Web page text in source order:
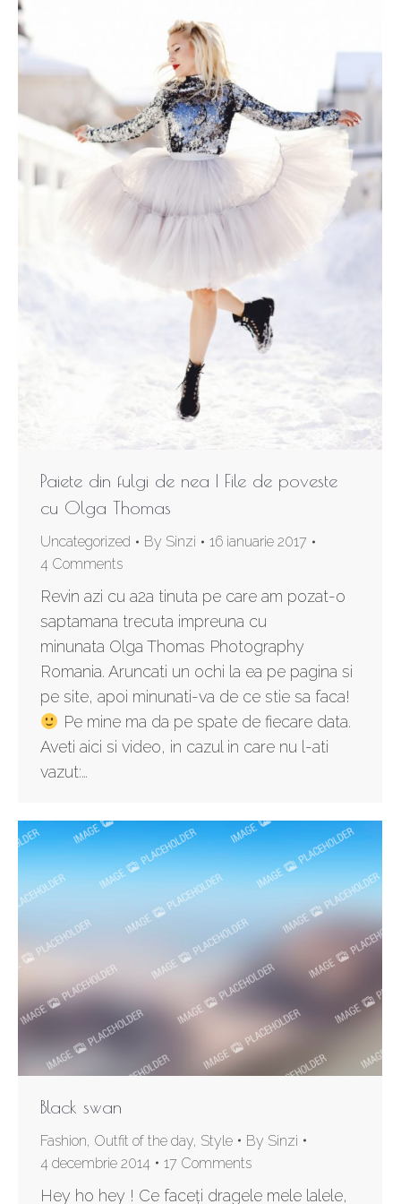
Paiete din fulgi de nea | File de poveste
cu Olga Thomas
Uncategorized By Sinzi
16 ianuarie 2017
4 Comments
Revin azi cu a2a tinuta pe care am pozat-o
saptamana trecuta impreuna cu
minunata Olga Thomas Photography
Romania. Aruncati un ochi la ea pe pagina si
pe site, apoi minunati-va de ce stie sa faca!
Pe mine ma da pe spate de fiecare data.
Aveti aici si video, in cazul in care nu l-ati
vazut:…
Black swan
Fashion, Outfit of the day, Style By Sinzi
4 decembrie 2014
17 Comments
Hey ho hey ! Ce faceți dragele mele lalele,